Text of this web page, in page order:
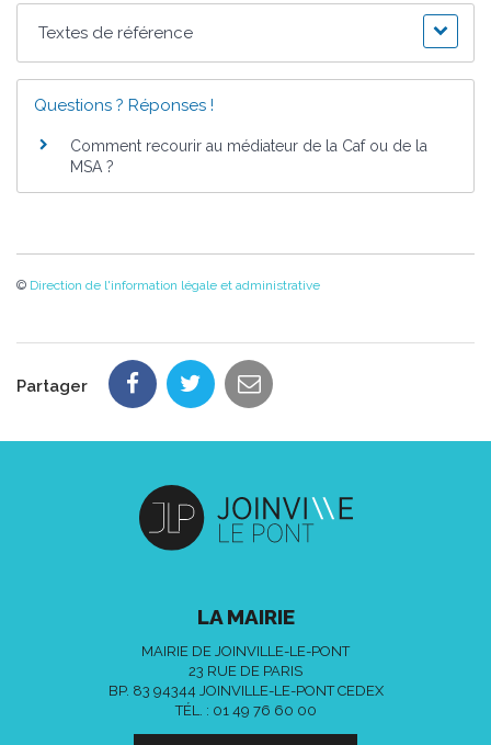
Textes de référence
Questions ? Réponses !
Comment recourir au médiateur de la Caf ou de la
MSA ?
© Direction de l'information légale et administrative
Partager
LA MAIRIE
MAIRIE DE JOINVILLE-LE-PONT
23 RUE DE PARIS
BP. 83 94344 JOINVILLE-LE-PONT CEDEX
TÉL. : 01 49 76 60 00